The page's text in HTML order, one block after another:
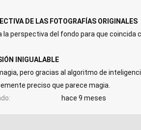
DE LAS FOTOGRAFÍAS ORIGINALES
la perspectiva del fondo para que coincida
INIGUALABLE
pero gracias al algoritmo de
preciso que parece magia.
hace 9 meses